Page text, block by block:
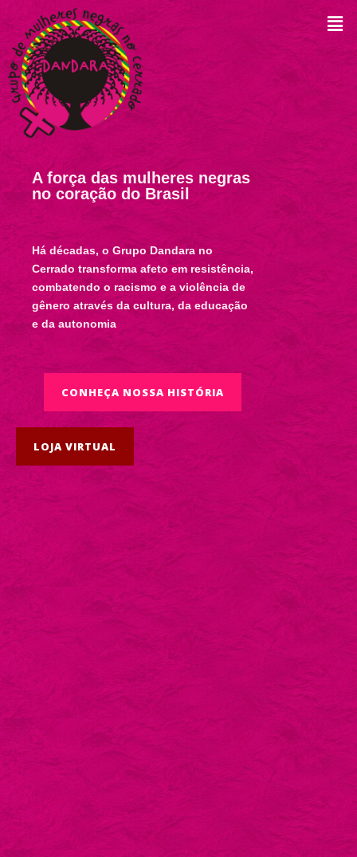
A força das mulheres negras
no coração do Brasil
Há décadas, o Grupo Dandara no
Cerrado transforma afeto em resistência,
combatendo o racismo e a violência de
gênero através da cultura, da educação
e da autonomia
CONHEÇA NOSSA HISTÓRIA
LOJA VIRTUAL